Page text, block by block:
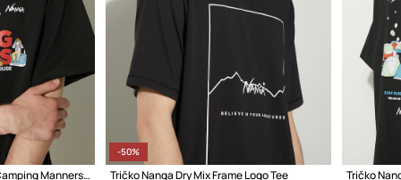
Tričko Nanga Eco Hybrid Camping Manners Wild Animals Tee
-50%
Tričko Nanga Dry Mix Frame Logo Tee